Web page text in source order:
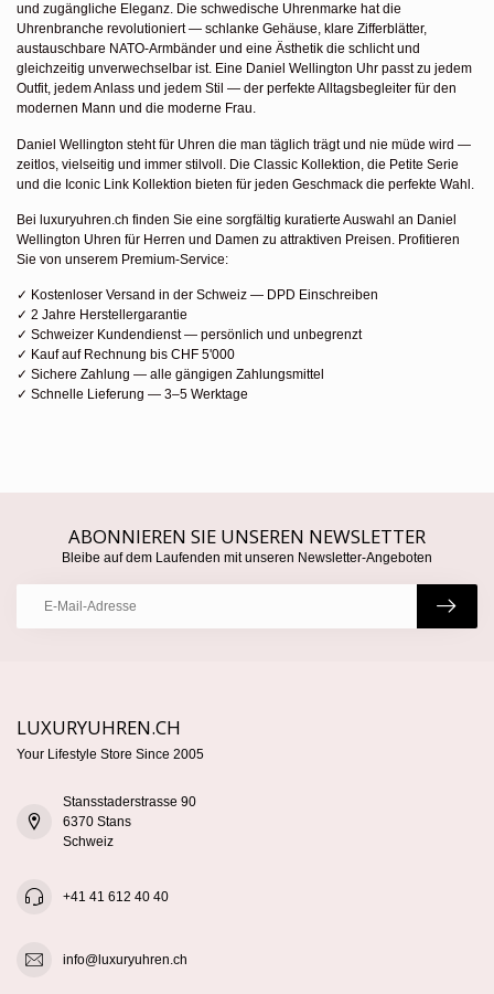
und zugängliche Eleganz. Die schwedische Uhrenmarke hat die
Uhrenbranche revolutioniert — schlanke Gehäuse, klare Zifferblätter,
austauschbare NATO-Armbänder und eine Ästhetik die schlicht und
gleichzeitig unverwechselbar ist. Eine Daniel Wellington Uhr passt zu jedem
Outfit, jedem Anlass und jedem Stil — der perfekte Alltagsbegleiter für den
modernen Mann und die moderne Frau.
Daniel Wellington steht für Uhren die man täglich trägt und nie müde wird —
zeitlos, vielseitig und immer stilvoll. Die Classic Kollektion, die Petite Serie
und die Iconic Link Kollektion bieten für jeden Geschmack die perfekte Wahl.
Bei luxuryuhren.ch finden Sie eine sorgfältig kuratierte Auswahl an Daniel
Wellington Uhren für Herren und Damen zu attraktiven Preisen. Profitieren
Sie von unserem Premium-Service:
✓ Kostenloser Versand in der Schweiz — DPD Einschreiben
✓ 2 Jahre Herstellergarantie
✓ Schweizer Kundendienst — persönlich und unbegrenzt
✓ Kauf auf Rechnung bis CHF 5'000
✓ Sichere Zahlung — alle gängigen Zahlungsmittel
✓ Schnelle Lieferung — 3–5 Werktage
ABONNIEREN SIE UNSEREN NEWSLETTER
Bleibe auf dem Laufenden mit unseren Newsletter-Angeboten
LUXURYUHREN.CH
Your Lifestyle Store Since 2005
Stansstaderstrasse 90
6370 Stans
Schweiz
+41 41 612 40 40
info@luxuryuhren.ch